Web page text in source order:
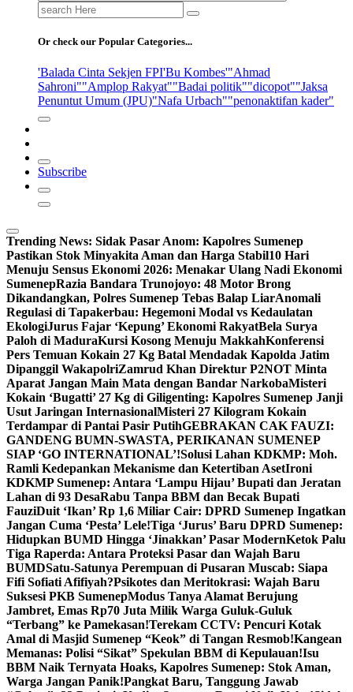
Search
for:
Or check our Popular Categories...
'Balada Cinta Sekjen FPI'Bu Kombes'"Ahmad
Sahroni""Amplop Rakyat""Badai politik""dicopot""Jaksa
Penuntut Umum (JPU)"Nafa Urbach""penonaktifan kader"
Subscribe
Trending News: Sidak Pasar Anom: Kapolres Sumenep
Pastikan Stok Minyakita Aman dan Harga Stabil10 Hari
Menuju Sensus Ekonomi 2026: Menakar Ulang Nadi Ekonomi
SumenepRazia Bandara Trunojoyo: 48 Motor Brong
Dikandangkan, Polres Sumenep Tebas Balap LiarAnomali
Regulasi di Tapakerbau: Hegemoni Modal vs Kedaulatan
EkologiJurus Fajar ‘Kepung’ Ekonomi RakyatBela Surya
Paloh di MaduraKursi Kosong Menuju MakkahKonferensi
Pers Temuan Kokain 27 Kg Batal Mendadak Kapolda Jatim
Dipanggil WakapolriZamrud Khan Direktur P2NOT Minta
Aparat Jangan Main Mata dengan Bandar NarkobaMisteri
Kokain ‘Bugatti’ 27 Kg di Giligenting: Kapolres Sumenep Janji
Usut Jaringan InternasionalMisteri 27 Kilogram Kokain
Terdampar di Pantai Pasir PutihGEBRAKAN CAK FAUZI:
GANDENG BUMN-SWASTA, PERIKANAN SUMENEP
SIAP ‘GO INTERNATIONAL’!Solusi Lahan KDKMP: Moh.
Ramli Kedepankan Mekanisme dan Ketertiban AsetIroni
KDKMP Sumenep: Antara ‘Lampu Hijau’ Bupati dan Jeratan
Lahan di 93 DesaRabu Tanpa BBM dan Becak Bupati
FauziDuit ‘Ikan’ Rp 1,6 Miliar Cair: DPRD Sumenep Ingatkan
Jangan Cuma ‘Pesta’ Lele!Tiga ‘Jurus’ Baru DPRD Sumenep:
Hidupkan BUMD Hingga ‘Jinakkan’ Pasar ModernKetok Palu
Tiga Raperda: Antara Proteksi Pasar dan Wajah Baru
BUMDSatu-Satunya Perempuan di Pusaran Muscab: Siapa
Fifi Sofiati Afifiyah?Psikotes dan Meritokrasi: Wajah Baru
Suksesi PKB SumenepModus Tanya Alamat Berujung
Jambret, Emas Rp70 Juta Milik Warga Guluk-Guluk
“Terbang” ke Pamekasan!Terekam CCTV: Pencuri Kotak
Amal di Masjid Sumenep “Keok” di Tangan Resmob!Kangean
Memanas: Polisi “Sikat” Spekulan BBM di Kepulauan!Isu
BBM Naik Ternyata Hoaks, Kapolres Sumenep: Stok Aman,
Warga Jangan Panik!Pangkat Baru, Tanggung Jawab